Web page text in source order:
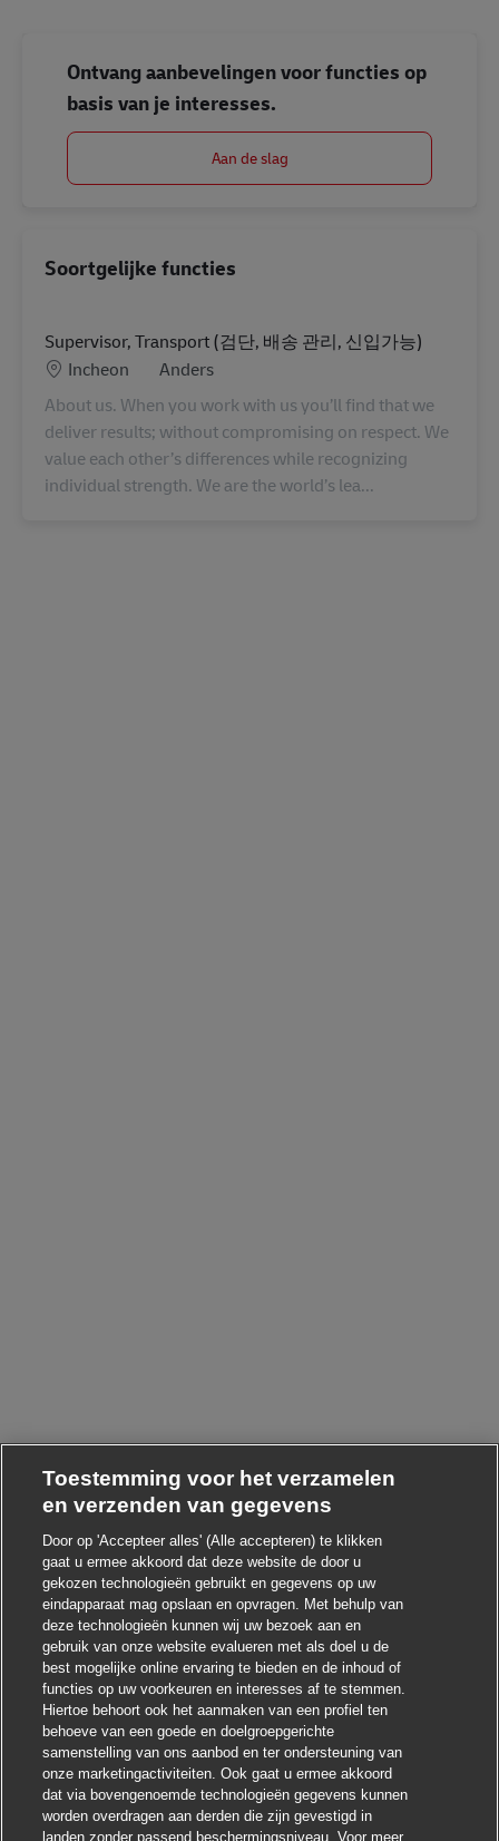
Ontvang aanbevelingen voor functies op
basis van je interesses.
Aan de slag
Soortgelijke functies
Supervisor, Transport (검단, 배송 관리, 신입가능)
Locatie
Incheon Categorie
Anders
About us. When you work with us you’ll find that we
deliver results; without compromising on respect. We
value each other’s differences while recognizing
individual strength. We are the world’s lea...
Toestemming voor het verzamelen
en verzenden van gegevens
Door op 'Accepteer alles' (Alle accepteren) te klikken
gaat u ermee akkoord dat deze website de door u
gekozen technologieën gebruikt en gegevens op uw
eindapparaat mag opslaan en opvragen. Met behulp van
deze technologieën kunnen wij uw bezoek aan en
gebruik van onze website evalueren met als doel u de
best mogelijke online ervaring te bieden en de inhoud of
functies op uw voorkeuren en interesses af te stemmen.
Hiertoe behoort ook het aanmaken van een profiel ten
behoeve van een goede en doelgroepgerichte
samenstelling van ons aanbod en ter ondersteuning van
onze marketingactiviteiten. Ook gaat u ermee akkoord
dat via bovengenoemde technologieën gegevens kunnen
worden overdragen aan derden die zijn gevestigd in
landen zonder passend beschermingsniveau. Voor meer
Hoi ! Heb je interesse in deze baan? Chatbot-melding
Ik ben geïnteresseerd
Soortgelijke banen zoeken